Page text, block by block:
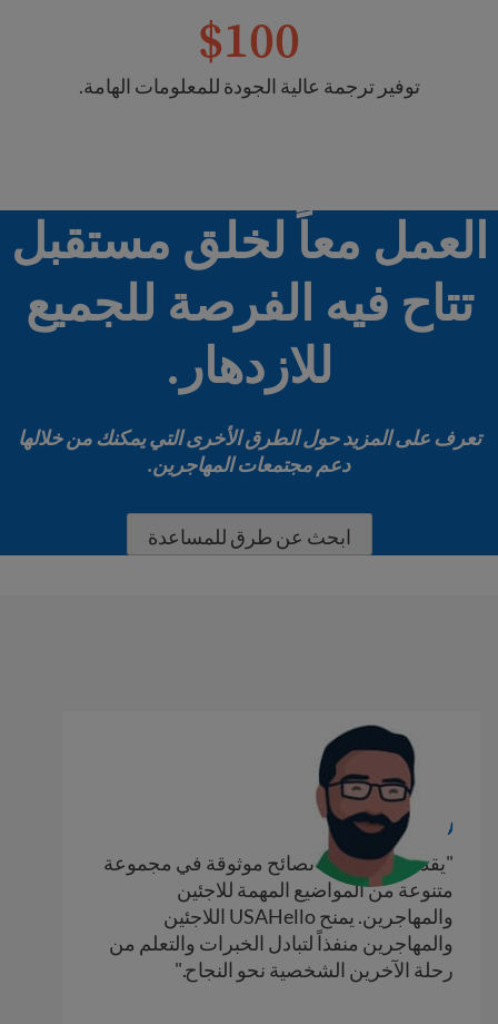
$100
توفير ترجمة عالية الجودة للمعلومات الهامة.
العمل معاً لخلق مستقبل
تتاح فيه الفرصة للجميع
للازدهار.
تعرف على المزيد حول الطرق الأخرى التي يمكنك من خلالها
دعم مجتمعات المهاجرين.
ابحث عن طرق للمساعدة
عامر
لاجئ سابق من العراق
"يقدم USAHello نصائح موثوقة في مجموعة
متنوعة من المواضيع المهمة للاجئين
والمهاجرين. يمنح USAHello اللاجئين
والمهاجرين منفذاً لتبادل الخبرات والتعلم من
رحلة الآخرين الشخصية نحو النجاح."